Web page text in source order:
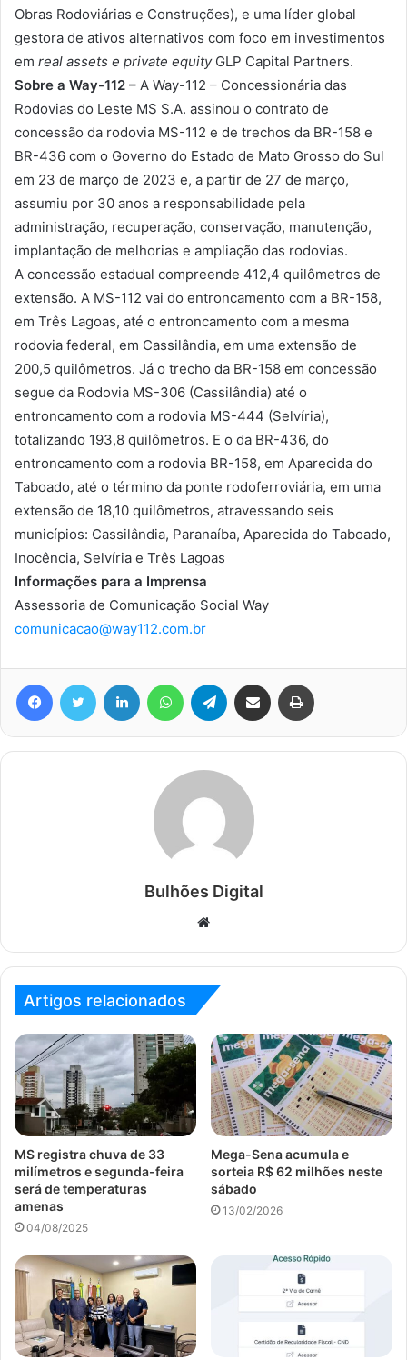
Obras Rodoviárias e Construções), e uma líder global
gestora de ativos alternativos com foco em investimentos
em real assets e private equityGLP Capital Partners.
Sobre a Way-112 – A Way-112 – Concessionária das
Rodovias do Leste MS S.A. assinou o contrato de
concessão da rodovia MS-112 e de trechos da BR-158 e
BR-436 com o Governo do Estado de Mato Grosso do Sul
em 23 de março de 2023 e, a partir de 27 de março,
assumiu por 30 anos a responsabilidade pela
administração, recuperação, conservação, manutenção,
implantação de melhorias e ampliação das rodovias.
A concessão estadual compreende 412,4 quilômetros de
extensão. A MS-112 vai do entroncamento com a BR-158,
em Três Lagoas, até o entroncamento com a mesma
rodovia federal, em Cassilândia, em uma extensão de
200,5 quilômetros. Já o trecho da BR-158 em concessão
segue da Rodovia MS-306 (Cassilândia) até o
entroncamento com a rodovia MS-444 (Selvíria),
totalizando 193,8 quilômetros. E o da BR-436, do
entroncamento com a rodovia BR-158, em Aparecida do
Taboado, até o término da ponte rodoferroviária, em uma
extensão de 18,10 quilômetros, atravessando seis
municípios: Cassilândia, Paranaíba, Aparecida do Taboado,
Inocência, Selvíria e Três Lagoas
Informações para a Imprensa
Assessoria de Comunicação Social Way
comunicacao@way112.com.br
FacebookTwitter Linkedin WhatsAppTelegram Compartilhar via e-mail
Bulhões Digital
Website
Artigos relacionados
MS registra chuva de 33
milímetros e segunda-feira
será de temperaturas
amenas
04/08/2025
Mega-Sena acumula e
sorteia R$ 62 milhões neste
sábado
13/02/2026